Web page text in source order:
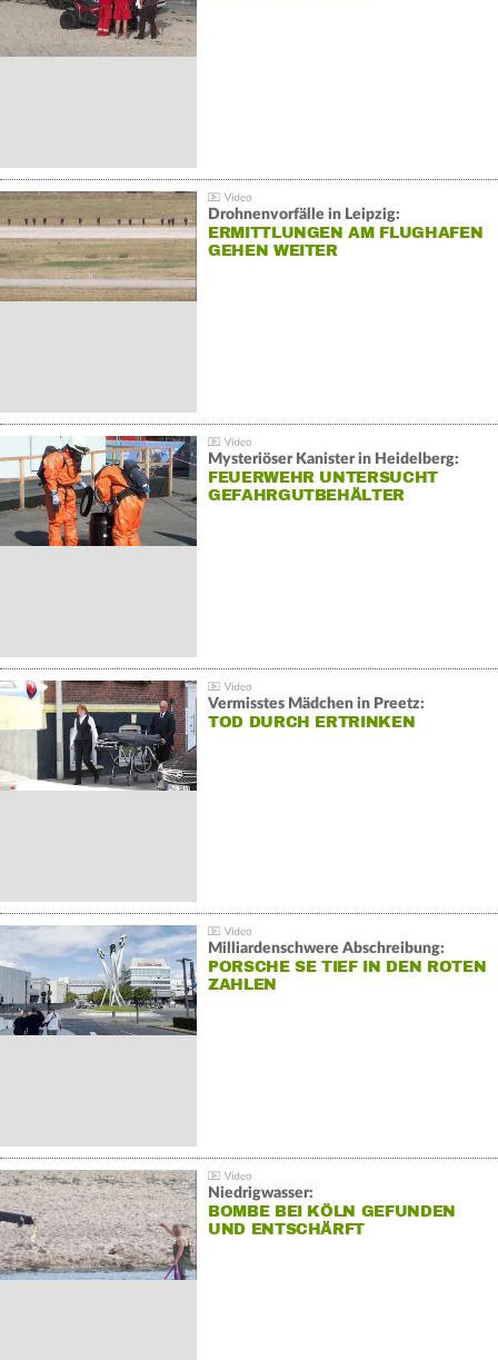
Drohnenvorfälle in Leipzig:
ERMITTLUNGEN AM FLUGHAFEN
GEHEN WEITER
Mysteriöser Kanister in Heidelberg:
FEUERWEHR UNTERSUCHT
GEFAHRGUTBEHÄLTER
Vermisstes Mädchen in Preetz:
TOD DURCH ERTRINKEN
Milliardenschwere Abschreibung:
PORSCHE SE TIEF IN DEN ROTEN
ZAHLEN
Niedrigwasser:
BOMBE BEI KÖLN GEFUNDEN
UND ENTSCHÄRFT